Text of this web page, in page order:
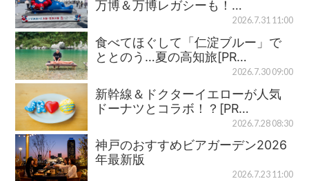
万博＆万博レガシーも！…
2026.7.31 11:00
食べてほぐして「仁淀ブルー」で
ととのう…夏の高知旅[PR…
2026.7.30 09:00
新幹線＆ドクターイエローが人気
ドーナツとコラボ！？[PR…
2026.7.28 08:30
神戸のおすすめビアガーデン2026
年最新版
2026.7.23 11:00